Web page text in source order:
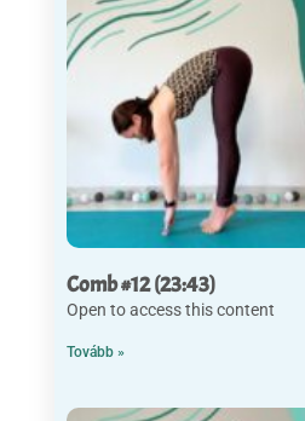
Comb #12 (23:43)
Open to access this content
Tovább »